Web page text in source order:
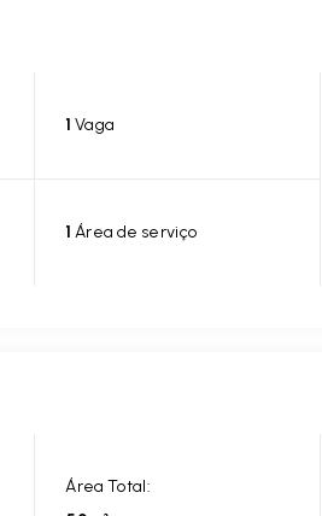
1 Vaga
1 Área de serviço
Área Total: